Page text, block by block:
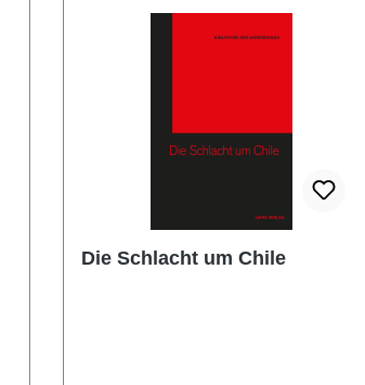
Die Schlacht um Chile